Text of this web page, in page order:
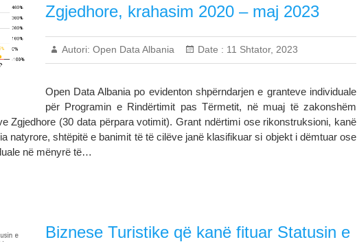
Zgjedhore, krahasim 2020 – maj 2023
Autori: Open Data Albania Date : 11 Shtator, 2023
Open Data Albania po evidenton shpërndarjen e granteve individuale
për Programin e Rindërtimit pas Tërmetit, në muaj të zakonshëm
Zgjedhore (30 data përpara votimit). Grant ndërtimi ose rikonstruksioni, kanë
natyrore, shtëpitë e banimit të të cilëve janë klasifikuar si objekt i dëmtuar ose
në mënyrë të…
Biznese Turistike që kanë fituar Statusin e